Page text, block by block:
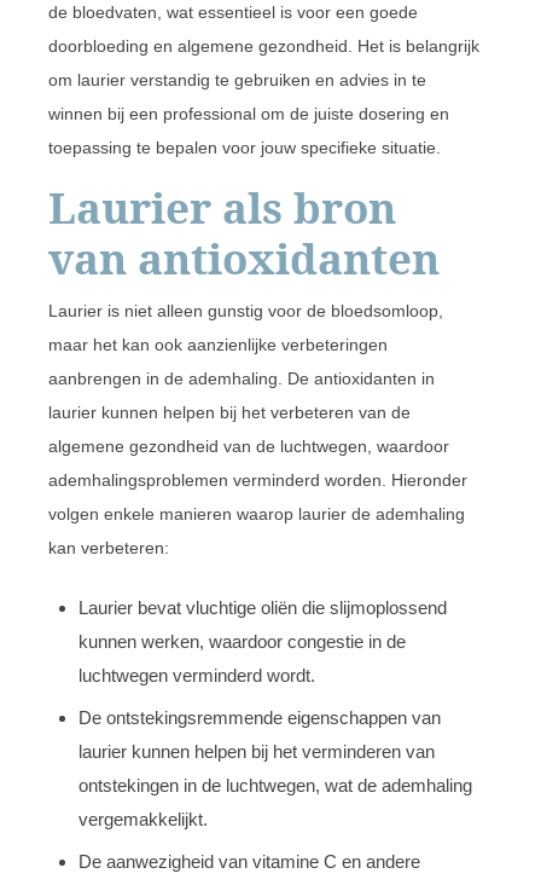
de bloedvaten, wat essentieel is voor een goede
doorbloeding en algemene gezondheid. Het is belangrijk
om laurier verstandig te gebruiken en advies in te
winnen bij een professional om de juiste dosering en
toepassing te bepalen voor jouw specifieke situatie.
Laurier als bron
van antioxidanten
Laurier is niet alleen gunstig voor de bloedsomloop,
maar het kan ook aanzienlijke verbeteringen
aanbrengen in de ademhaling. De antioxidanten in
laurier kunnen helpen bij het verbeteren van de
algemene gezondheid van de luchtwegen, waardoor
ademhalingsproblemen verminderd worden. Hieronder
volgen enkele manieren waarop laurier de ademhaling
kan verbeteren:
Laurier bevat vluchtige oliën die slijmoplossend
kunnen werken, waardoor congestie in de
luchtwegen verminderd wordt.
De ontstekingsremmende eigenschappen van
laurier kunnen helpen bij het verminderen van
ontstekingen in de luchtwegen, wat de ademhaling
vergemakkelijkt.
De aanwezigheid van vitamine C en andere